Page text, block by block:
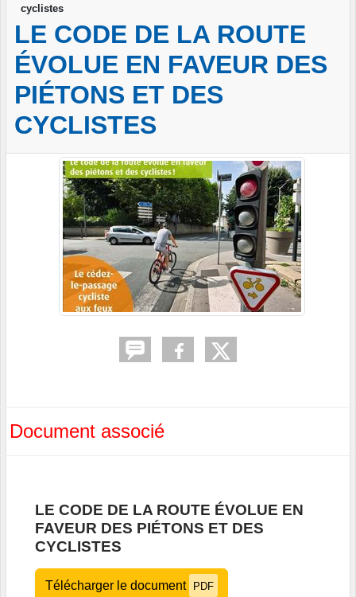
cyclistes
LE CODE DE LA ROUTE
ÉVOLUE EN FAVEUR DES
PIÉTONS ET DES
CYCLISTES
Document associé
LE CODE DE LA ROUTE ÉVOLUE EN
FAVEUR DES PIÉTONS ET DES
CYCLISTES
Télécharger le document PDF